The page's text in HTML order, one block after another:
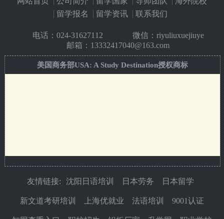
留学报名
留学资讯 联系我们
电话： 024-31627112
微信：riyuliuxuejiuye
邮箱：13332417040@163.com
美国商务部USA: A Study Destination授权商标
友情链接: 沈阳日语培训 日本劳务 日本留学
新文道考研培训 上海优就业 法语培训 9001认证